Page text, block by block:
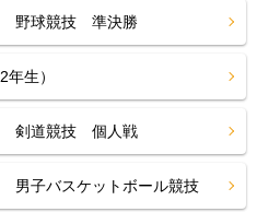
野球競技 準決勝
生）
剣道競技 個人戦
男子バスケットボール競技